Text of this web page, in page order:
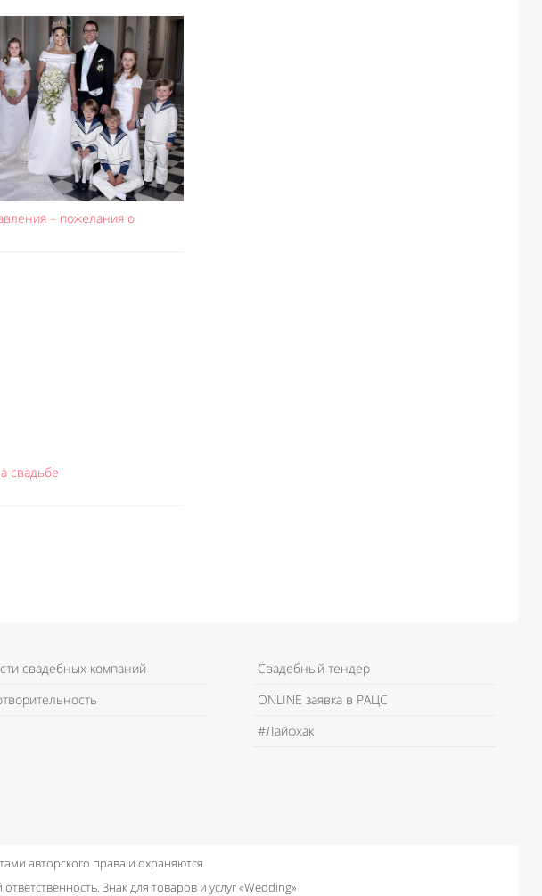
– пожелания о
свадьбе
свадебных компаний
Свадебный тендер
ONLINE заявка в РАЦС
#Лайфхак
авторского права и охраняются
Знак для товаров и услуг «Wedding»